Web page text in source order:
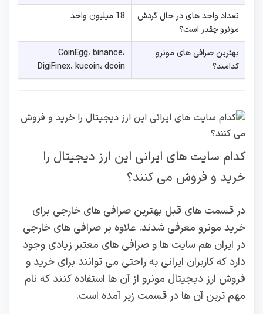
تعداد واحد های در حال گردش
مونرو چقدر است؟
18 میلیون واحد
بهترین صرافی های مونرو
کدامند؟
CoinEgg، binance،
DigiFinex، kucoin، dcoin
کدام سایت های ایرانی این ارز دیجیتال را
خرید و فروش می کنند؟
در قسمت های قبل بهترین صرافی های خارجی برای
خرید مونرو معرفی شدند. علاوه بر صرافی های خارجی
در ایران هم سایت ها و صرافی های معتبر زیادی وجود
دارد که کاربران ایرانی به راحتی می توانند برای خرید و
فروش ارز دیجیتال مونرو از آن ها استفاده کنند که نام
مهم ترین آن ها در قسمت زیر آمده است.